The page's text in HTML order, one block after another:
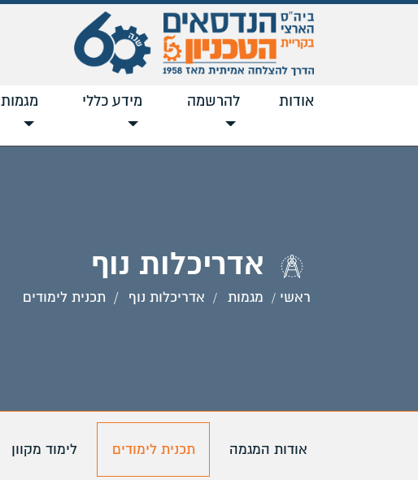
אודות להרשמה מידע כללי מגמות
אדריכלות נוף
ראשי מגמות אדריכלות נוף תכנית לימודים
אודות המגמה תכנית לימודים לימוד מקוון